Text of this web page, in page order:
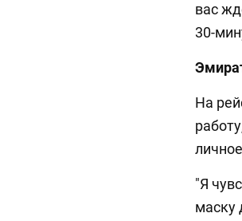
вас
30-
На
"Я
маску